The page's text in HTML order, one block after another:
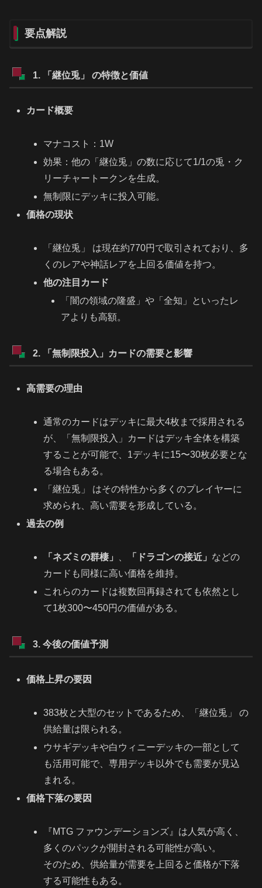
要点解説
1. 「継位兎」 の特徴と価値
カード概要
マナコスト：1W
効果：他の「継位兎」の数に応じて1/1の兎・ク
リーチャートークンを生成。
無制限にデッキに投入可能。
価格の現状
「継位兎」 は現在約770円で取引されており、多
くのレアや神話レアを上回る価値を持つ。
他の注目カード
「闇の領域の隆盛」や「全知」といったレ
アよりも高額。
2. 「無制限投入」カードの需要と影響
高需要の理由
通常のカードはデッキに最大4枚まで採用される
が、「無制限投入」カードはデッキ全体を構築
することが可能で、1デッキに15〜30枚必要とな
る場合もある。
「継位兎」 はその特性から多くのプレイヤーに
求められ、高い需要を形成している。
過去の例
「ネズミの群棲」 「ドラゴンの接近」 などの
カードも同様に高い価格を維持。
これらのカードは複数回再録されても依然とし
て1枚300〜450円の価値がある。
3. 今後の価値予測
価格上昇の要因
383枚と大型のセットであるため、「継位兎」 の
供給量は限られる。
ウサギデッキや白ウィニーデッキの一部として
も活用可能で、専用デッキ以外でも需要が見込
まれる。
価格下落の要因
『MTG ファウンデーションズ』は人気が高く、
多くのパックが開封される可能性が高い。
そのため、供給量が需要を上回ると価格が下落
する可能性もある。